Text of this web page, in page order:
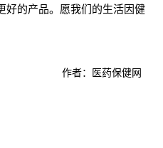
好的产品。愿我们的生活因健
作者：医药保健网